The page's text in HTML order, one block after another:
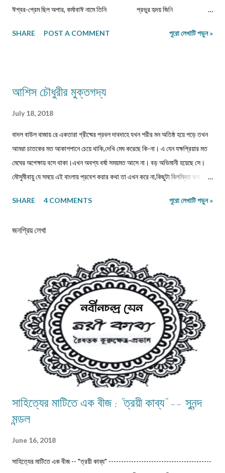
ঈশ্বর-প্রেম ছিল অপার, কর্মাবাঈ নামে তিনি প্রভুর হৃদয় জিনি
SHARE
POST A COMMENT পুরো লেখাটি পড়ুন »
আশিস চৌধুরীর মুক্তগদ্য
July 18, 2018
বাদল বাউল বাজায় রে একতারা গ্রীষ্মের প্রবল দাবদাহে যখন শরীর মন অতিষ্ঠ হয়ে পড়ে তখন
আমরা চাতকের মত আকাশপানে চেয়ে থাকি,দেখি মেঘ করেছে কি-না। এ যেন যক্ষপ্রিয়ার মত
মেঘের অপেক্ষায় বসে থাকা।এখন অবশ্য বর্ষা সময়মত আসে না। বড় অভিমানী হয়েছে সে।
মৌসুমীবায়ু যে সময়ে এই বাংলায় প্রবেশ করার কথা তা এখন করে না,কিছুটা বিলম্বিত বলা যায়
সকলেই জানি।আর এই বিশ্ব-উষ্ণায়নের মূল কারণ হচ্ছে অতি আধুনিক মানুষের লাগামছাড়া
না,অনেকটা গা-সওয়া হয়ে গেছে। সুতরাং বর্ষা দেরি করলেও আমরা তাকে অভ্যর্থনা জানাতে
অভ্যর্থনা জানাই-‘এসো শ্যামল সুন্দর/আনো তব তাপহরা তৃষাহরা সঙ্গসুধা। ’ ঋতুচক্রের
নিয়মানুযায়ী আষাঢ় , শ্রাবণ-এই দু ’ মাস বর্ষাকাল।তা সত্ত্বেও ভাদ্রমাসেও কিন্ত যথেষ্ট বৃষ্টি
হয়।তবু আষাঢ়-শ্রাবণ কে নিয়েই আমাদের যত কাব্য , গান আর নস্টালজিয়া।এই মুহূর্তে
আমারই মনে পড়ে গেল-আষাঢ় শ্রাবণ মানে না তো মন..... ...
SHARE 4 COMMENTS পুরো লেখাটি পড়ুন »
জনপ্রিয় লেখা
সাহিত্যের মাটিতে এক বীজ : "ত্রয়ী কাব্য" -- সুনন্দ
মন্ডল
June 16, 2018
সাহিত্যের মাটিতে এক বীজ -- "ত্রয়ী কাব্য" -----------------------------------------